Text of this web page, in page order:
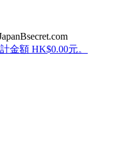
金額 HK$0.00元。